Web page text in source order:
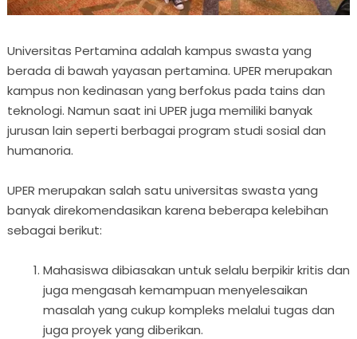
Universitas Pertamina adalah kampus swasta yang
berada di bawah yayasan pertamina. UPER merupakan
kampus non kedinasan yang berfokus pada tains dan
teknologi. Namun saat ini UPER juga memiliki banyak
jurusan lain seperti berbagai program studi sosial dan
humanoria.
UPER merupakan salah satu universitas swasta yang
banyak direkomendasikan karena beberapa kelebihan
sebagai berikut:
Mahasiswa dibiasakan untuk selalu berpikir kritis dan
juga mengasah kemampuan menyelesaikan
masalah yang cukup kompleks melalui tugas dan
juga proyek yang diberikan.